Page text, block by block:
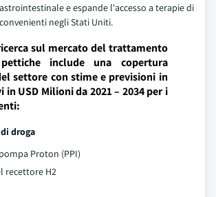
e espande l'accesso a terapie di
negli Stati Uniti.
sul mercato del trattamento
include una copertura
settore con stime e previsioni in
USD Milioni da 2021 – 2034 per i
droga
Proton (PPI)
recettore H2